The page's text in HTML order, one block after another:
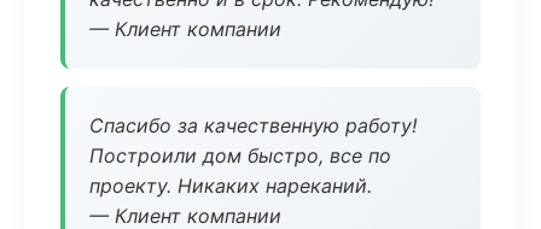
— Клиент компании
Спасибо за качественную работу!
Построили дом быстро, все по
проекту. Никаких нареканий.
— Клиент компании